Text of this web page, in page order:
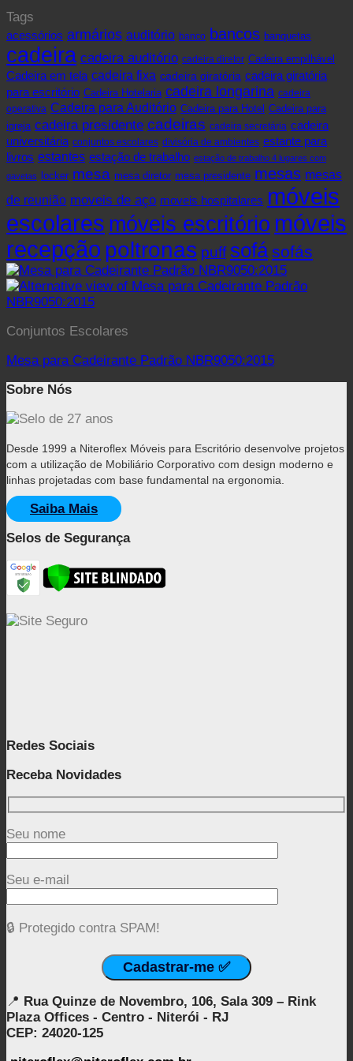
Tags
acessórios armários auditório banco bancos banquetas
cadeira cadeira auditório cadeira diretor Cadeira empilhável
Cadeira em tela cadeira fixa cadeira giratória cadeira giratória
para escritório Cadeira Hotelaria cadeira longarina cadeira
operativa Cadeira para Auditório Cadeira para Hotel Cadeira para
igreja cadeira presidente cadeiras cadeira secretária cadeira
universitária conjuntos escolares divisória de ambientes estante para
livros estantes estação de trabalho estação de trabalho 4 lugares com
gavetas
locker mesa mesa diretor mesa presidente mesas mesas
de reunião moveis de aço moveis hospitalares móveis
escolares móveis escritório móveis
recepção poltronas puff sofá sofás
Conjuntos Escolares
Mesa para Cadeirante Padrão NBR9050:2015
Sobre Nós
Desde 1999 a Niteroflex Móveis para Escritório desenvolve projetos
com a utilização de Mobiliário Corporativo com design moderno e
linhas projetadas com base fundamental na ergonomia.
Saiba Mais
Selos de Segurança
Redes Sociais
Receba Novidades
Seu nome
Seu e-mail
🔒 Protegido contra SPAM!
📍 Rua Quinze de Novembro, 106, Sala 309 – Rink
Plaza Offices - Centro - Niterói - RJ
CEP: 24020-125